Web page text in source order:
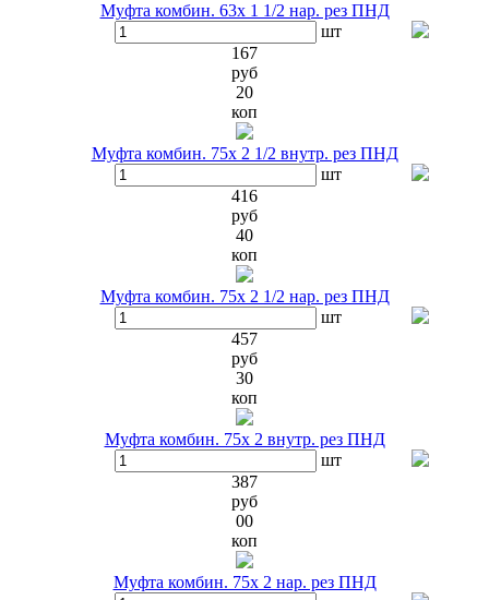
Муфта комбин. 63х 1 1/2 нар. рез ПНД
шт
167
руб
20
коп
Муфта комбин. 75х 2 1/2 внутр. рез ПНД
шт
416
руб
40
коп
Муфта комбин. 75х 2 1/2 нар. рез ПНД
шт
457
руб
30
коп
Муфта комбин. 75х 2 внутр. рез ПНД
шт
387
руб
00
коп
Муфта комбин. 75х 2 нар. рез ПНД